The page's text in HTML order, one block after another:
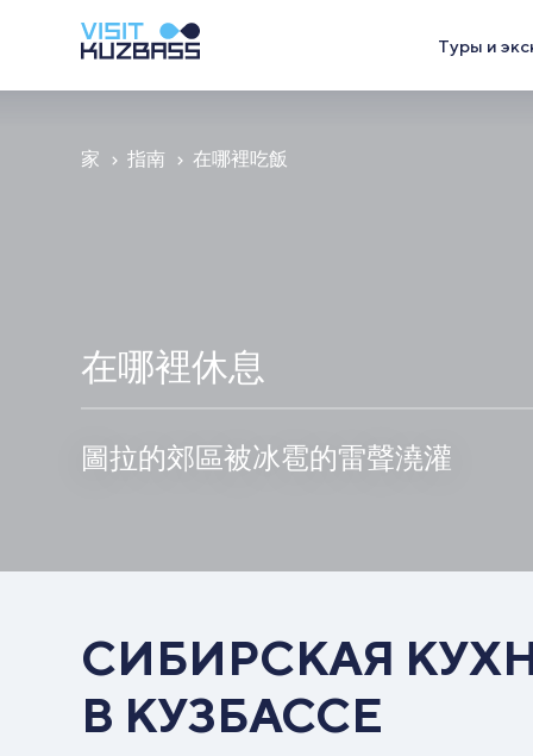
Туры и
家 指南 在哪裡吃飯
在哪裡休息
圖拉的郊區被冰雹的雷聲澆灌
СИБИРСКАЯ
В КУЗБАССЕ